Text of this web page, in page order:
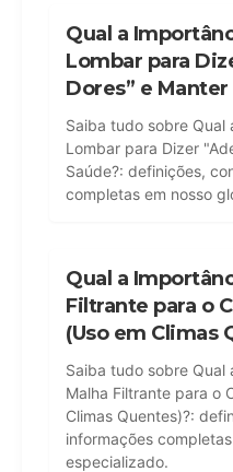
Qual a
Lombar para
Dores” e Manter
Saiba tudo sobre
Lombar para Dizer
Saúde?: definições,
completas em nosso
Qual a
Filtrante para o
(Uso em Climas
Saiba tudo sobre Qual
Malha Filtrante para o
Climas Quentes)?:
informações
especializado.